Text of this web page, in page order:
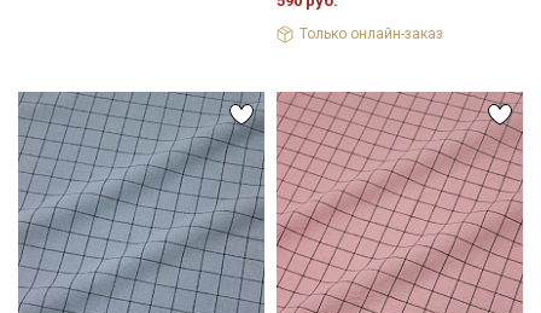
Только онлайн-заказ
Мы публикуем здесь дополнительные
промокоды и скидки до 30% на узкие
Электронная почта
Подписаться